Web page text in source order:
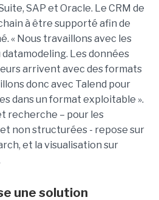
SAP et Oracle. Le CRM de
à être supporté afin de
« Nous travaillons avec les
Les données
arrivent avec des formats
donc avec Talend pour
dans un format exploitable ».
recherche – pour les
non structurées - repose sur
et la visualisation sur
une solution